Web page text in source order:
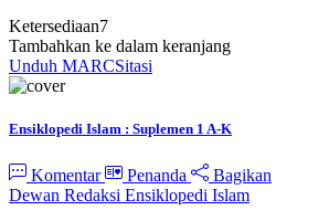
Ketersediaan7
Tambahkan ke dalam keranjang
Unduh MARCSitasi
Ensiklopedi Islam : Suplemen 1 A-K
Komentar Penanda
Bagikan
Dewan Redaksi Ensiklopedi Islam